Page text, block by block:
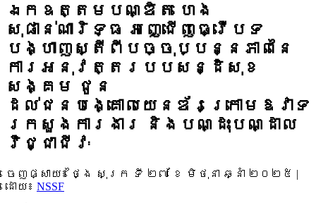
ឯកឧត្តមបណ្ឌិត ហេង
សុផាន់ណារិទ្ធ អញ្ជើញធ្វើបទ
បង្ហាញស្តីពីបច្ចុប្បន្នភាពនៃ
ការអនុវត្តរបបសន្ដិសុខ
សង្គម ជូន
ដល់ជនបង្គោលយេនឌ័រក្រោមឱវាទ
ក្រសួងការងារ និងបណ្ដុះបណ្ដាល
វិជ្ជាជីវៈ
ចេញផ្សាយ៖ ថ្ងៃ សុក្រ ទី ២៧ ខែ មិថុនា ឆ្នាំ ២០២៥ |
ដោយ៖ NSSF